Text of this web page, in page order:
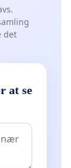
det
at se